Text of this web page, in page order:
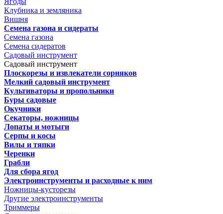
Клубника и земляника
Вишня
Семена газона и сидераты
Семена газона
Семена сидератов
Садовый инструмент
Садовый инструмент
Плоскорезы и извлекатели сорняков
Мелкий садовый инструмент
Культиваторы и пропольники
Буры садовые
Окучники
Секаторы, ножницы
Лопаты и мотыги
Серпы и косы
Вилы и тяпки
Черенки
Грабли
Для сбора ягод
Электроинструменты и расходные к ним
Ножницы-кусторезы
Другие электроинструменты
Триммеры